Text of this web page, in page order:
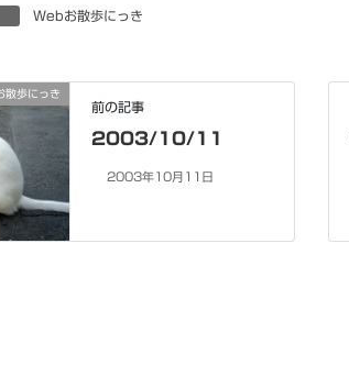
Webお散歩にっき
散歩にっき
前の記事
2003/10/11
2003年10月11日